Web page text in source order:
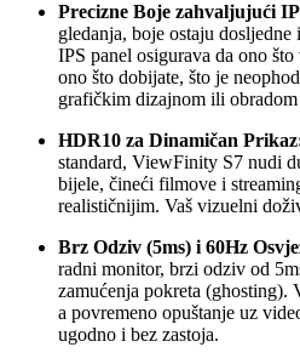
Precizne Boje zahvaljujući
gledanja, boje ostaju
IPS panel osigurava da ono
ono što dobijate, što je
grafičkim dizajnom ili
HDR10 za Dinamičan
standard, ViewFinity S7 nudi
bijele, čineći filmove i
realističnijim. Vaš vizuelni
Brz Odziv (5ms) i 60Hz
radni monitor, brzi odziv od
zamućenja pokreta (ghosting).
a povremeno opuštanje uz
ugodno i bez zastoja.